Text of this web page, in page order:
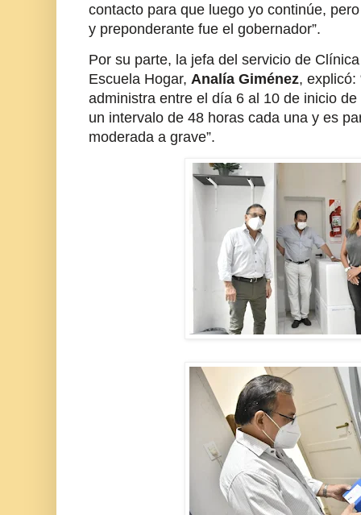
contacto para que luego yo continúe,
y preponderante fue el gobernador”.
Por su parte, la jefa del servicio de
Escuela Hogar, Analía Giménez, explicó:
administra entre el día 6 al 10 de inicio
un intervalo de 48 horas cada una y es
moderada a grave”.